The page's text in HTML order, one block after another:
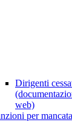
Dirigenti
web)
per